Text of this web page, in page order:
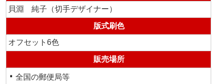
貝淵 純子（切手デザイナー）
版式刷色
オフセット6色
販売場所
全国の郵便局等